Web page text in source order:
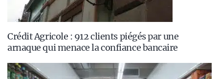
Crédit Agricole : 912 clients piégés par une
arnaque qui menace la confiance bancaire